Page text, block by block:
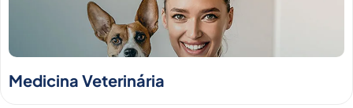
Medicina Veterinária